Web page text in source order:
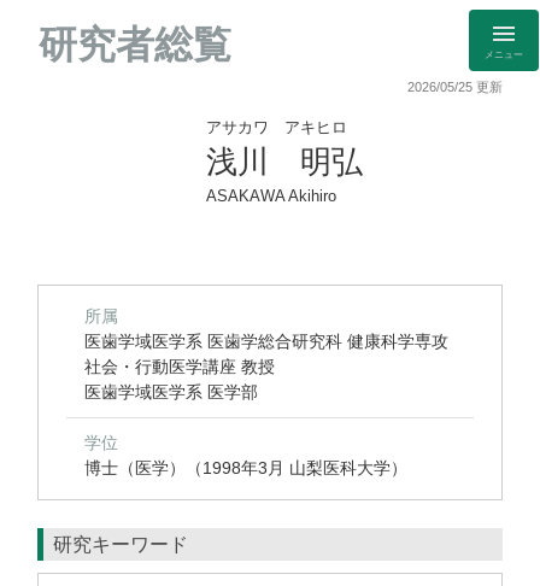
研究者総覧 メニュー
2026/05/25 更新
アサカワ アキヒロ
浅川 明弘
ASAKAWA Akihiro
所属
医歯学域医学系 医歯学総合研究科 健康科学専攻
社会・行動医学講座 教授
医歯学域医学系 医学部
学位
博士（医学）（1998年3月 山梨医科大学）
研究キーワード